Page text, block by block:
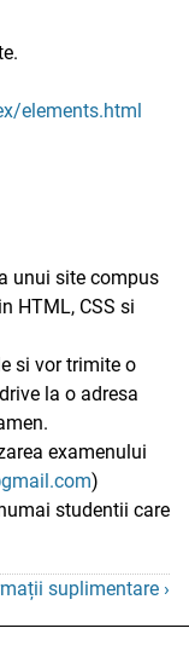
elements.html
unui site compus
HTML, CSS si
si vor trimite o
la o adresa
examenului
)
studentii care
suplimentare ›